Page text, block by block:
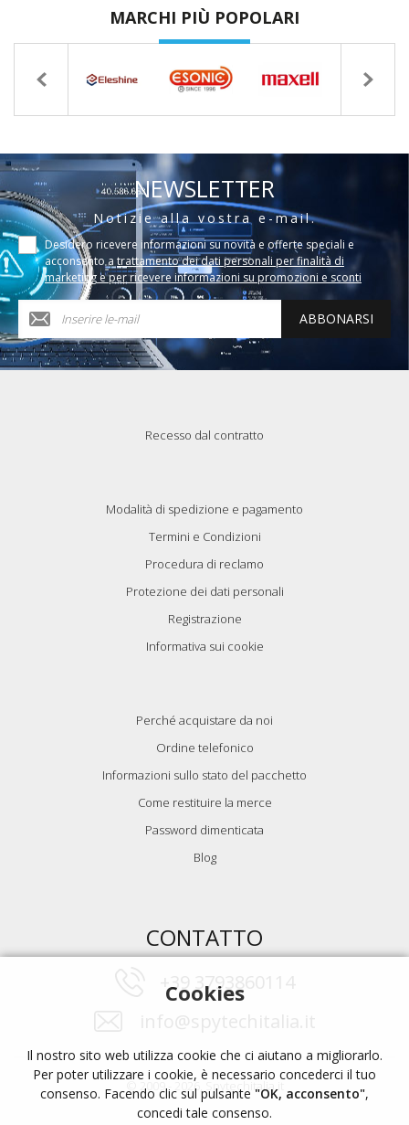
MARCHI PIÙ POPOLARI
NEWSLETTER
Notizie alla vostra e-mail.
Desidero ricevere informazioni su novità e offerte speciali e
acconsento a trattamento dei dati personali per finalità di
marketing e per ricevere informazioni su promozioni e sconti
ABBONARSI
Recesso dal contratto
Modalità di spedizione e pagamento
Termini e Condizioni
Procedura di reclamo
Protezione dei dati personali
Registrazione
Informativa sui cookie
Perché acquistare da noi
Ordine telefonico
Informazioni sullo stato del pacchetto
Come restituire la merce
Password dimenticata
Blog
CONTATTO
+39 3793860114
© 2009 - 2026, Spytechitalia.it
Cookies
Il nostro sito web utilizza cookie che ci aiutano a migliorarlo.
Per poter utilizzare i cookie, è necessario concederci il tuo
consenso. Facendo clic sul pulsante "OK, acconsento",
concedi tale consenso.